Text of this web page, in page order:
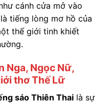
cánh cửa mở vào
tiếng lòng mơ hồ của
thế giới tinh khiết
Nga, Ngọc Nữ,
thơ Thế Lữ
sáo Thiên Thai là sự